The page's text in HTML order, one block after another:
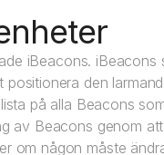
iBeacons.
den
på alla Beacons
av Beacons genom
om någon måste